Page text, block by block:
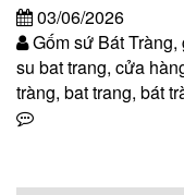
03/06/2026
Gốm sứ Bát Tràng,
su bat trang, cửa
tràng, bat trang, bát